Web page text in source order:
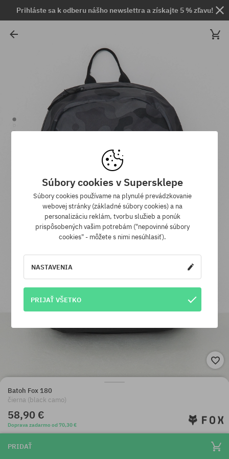
Prihláste sa k odberu nášho newslettra a získajte 5 % zľavu!
Batoh Fox 180
čierna (black camo)
58,90 €
Doprava zadarmo od 70,30 €
PRIDAŤ
Súbory cookies v Supersklepe
Súbory cookies používame na plynulé prevádzkovanie
webovej stránky (základné súbory cookies) a na
personalizáciu reklám, tvorbu služieb a ponúk
prispôsobených vašim potrebám ("nepovinné súbory
cookies" - môžete s nimi nesúhlasiť).
NASTAVENIA
PRIJAŤ VŠETKO